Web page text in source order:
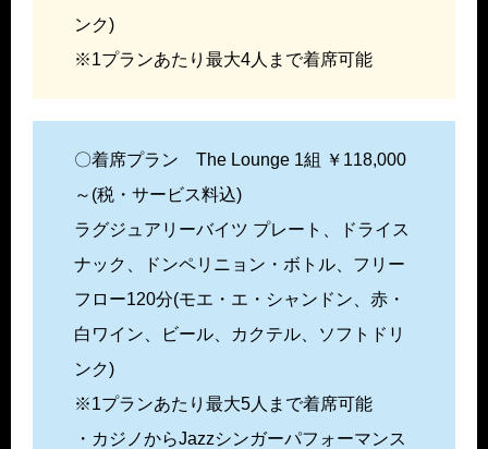
ンク)
※1プランあたり最大4人まで着席可能
〇着席プラン The Lounge 1組 ￥118,000
～(税・サービス料込)
ラグジュアリーバイツ プレート、ドライス
ナック、ドンペリニョン・ボトル、フリー
フロー120分(モエ・エ・シャンドン、赤・
白ワイン、ビール、カクテル、ソフトドリ
ンク)
※1プランあたり最大5人まで着席可能
・カジノからJazzシンガーパフォーマンス